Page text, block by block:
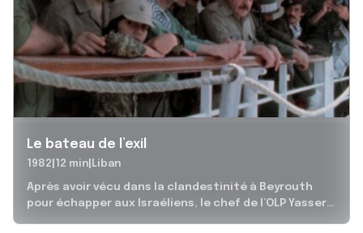
Le bateau de l’exil
1982 12 min Liban
Après avoir vécu dans la clandestinité à Beyrouth
pour échapper aux Israéliens, le chef de l’OLP Yasser